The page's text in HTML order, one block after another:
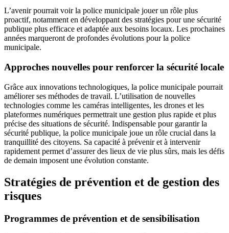
L’avenir pourrait voir la police municipale jouer un rôle plus
proactif, notamment en développant des stratégies pour une sécurité
publique plus efficace et adaptée aux besoins locaux. Les prochaines
années marqueront de profondes évolutions pour la police
municipale.
Approches nouvelles pour renforcer la sécurité locale
Grâce aux innovations technologiques, la police municipale pourrait
améliorer ses méthodes de travail. L’utilisation de nouvelles
technologies comme les caméras intelligentes, les drones et les
plateformes numériques permettrait une gestion plus rapide et plus
précise des situations de sécurité. Indispensable pour garantir la
sécurité publique, la police municipale joue un rôle crucial dans la
tranquillité des citoyens. Sa capacité à prévenir et à intervenir
rapidement permet d’assurer des lieux de vie plus sûrs, mais les défis
de demain imposent une évolution constante.
Stratégies de prévention et de gestion des
risques
Programmes de prévention et de sensibilisation